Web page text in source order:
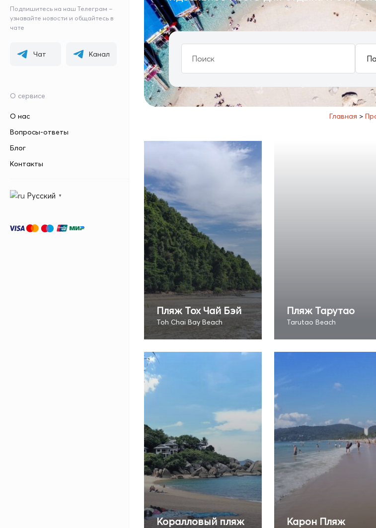
Подпишитесь на наш Телеграм –
узнавайте новости и общайтесь в
чате
Чат Канал
О сервисе
О нас
Вопросы-ответы
Блог
Контакты
Русский ▼
Главная >
Пляж Тох Чай Бэй
Toh Chai Bay Beach
Пляж Тарутао
Tarutao Beach
Коралловый пляж Карон Пляж